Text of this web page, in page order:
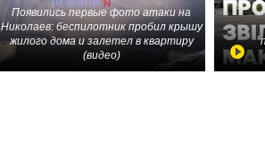
Появились первые фото атаки на
Николаев: беспилотник пробил крышу
жилого дома и залетел в квартиру
(видео)